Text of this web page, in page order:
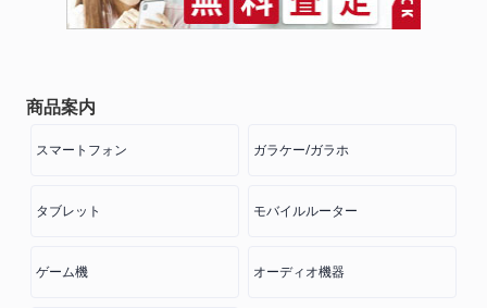
商品案内
スマートフォン ガラケー/ガラホ
タブレット モバイルルーター
ゲーム機 オーディオ機器